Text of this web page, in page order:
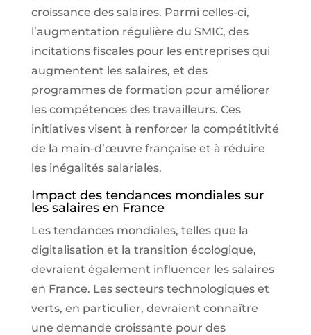
croissance des salaires. Parmi celles-ci,
l’augmentation régulière du SMIC, des
incitations fiscales pour les entreprises qui
augmentent les salaires, et des
programmes de formation pour améliorer
les compétences des travailleurs. Ces
initiatives visent à renforcer la compétitivité
de la main-d’œuvre française et à réduire
les inégalités salariales.
Impact des tendances mondiales sur
les salaires en France
Les tendances mondiales, telles que la
digitalisation et la transition écologique,
devraient également influencer les salaires
en France. Les secteurs technologiques et
verts, en particulier, devraient connaître
une demande croissante pour des